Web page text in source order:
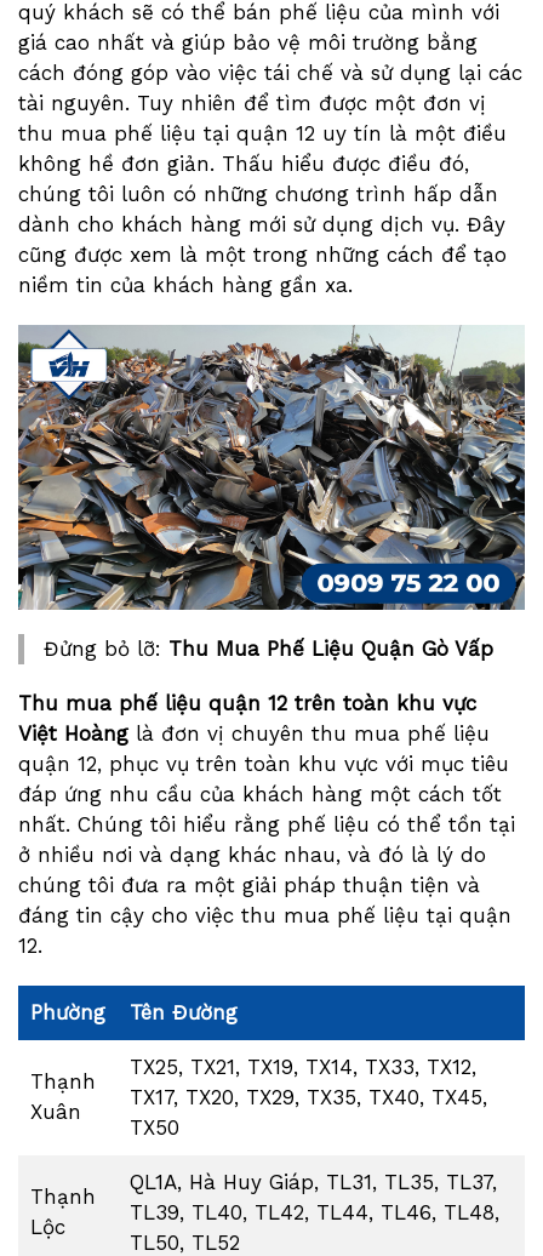
quý khách sẽ có thể bán phế liệu của mình với
giá cao nhất và giúp bảo vệ môi trường bằng
cách đóng góp vào việc tái chế và sử dụng lại các
tài nguyên. Tuy nhiên để tìm được một đơn vị
thu mua phế liệu tại quận 12 uy tín là một điều
không hề đơn giản. Thấu hiểu được điều đó,
chúng tôi luôn có những chương trình hấp dẫn
dành cho khách hàng mới sử dụng dịch vụ. Đây
cũng được xem là một trong những cách để tạo
niềm tin của khách hàng gần xa.
Đửng bỏ lỡ: Thu Mua Phế Liệu Quận Gò Vấp
Thu mua phế liệu quận 12 trên toàn khu vực
Việt Hoàng là đơn vị chuyên thu mua phế liệu
quận 12, phục vụ trên toàn khu vực với mục tiêu
đáp ứng nhu cầu của khách hàng một cách tốt
nhất. Chúng tôi hiểu rằng phế liệu có thể tồn tại
ở nhiều nơi và dạng khác nhau, và đó là lý do
chúng tôi đưa ra một giải pháp thuận tiện và
đáng tin cậy cho việc thu mua phế liệu tại quận
12.
Phường Tên Đường
Thạnh
Xuân
TX25, TX21, TX19, TX14, TX33, TX12,
TX17, TX20, TX29, TX35, TX40, TX45,
TX50
Thạnh
Lộc
QL1A, Hà Huy Giáp, TL31, TL35, TL37,
TL39, TL40, TL42, TL44, TL46, TL48,
TL50, TL52